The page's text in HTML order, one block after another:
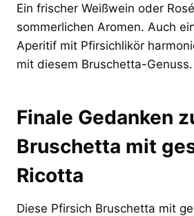
Ein frischer Weißwein oder
sommerlichen Aromen. Auch
Aperitif mit Pfirsichlikör
mit diesem Bruschetta-Genuss.
Finale Gedanken
Bruschetta mit
Ricotta
Diese Pfirsich Bruschetta mit